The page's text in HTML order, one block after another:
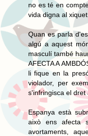
no es té en
vida digna al xiquet.
Quan es parla
algú a aquest
masculí també
AFECTA A
li fique en la
violador, per
s'infringisca el dret
Espanya està
això ens afecta
avortaments,